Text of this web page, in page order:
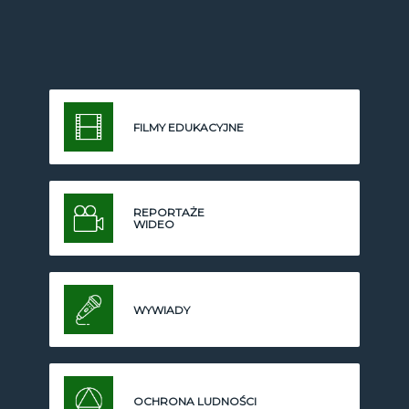
FILMY EDUKACYJNE
REPORTAŻE
WIDEO
WYWIADY
OCHRONA LUDNOŚCI